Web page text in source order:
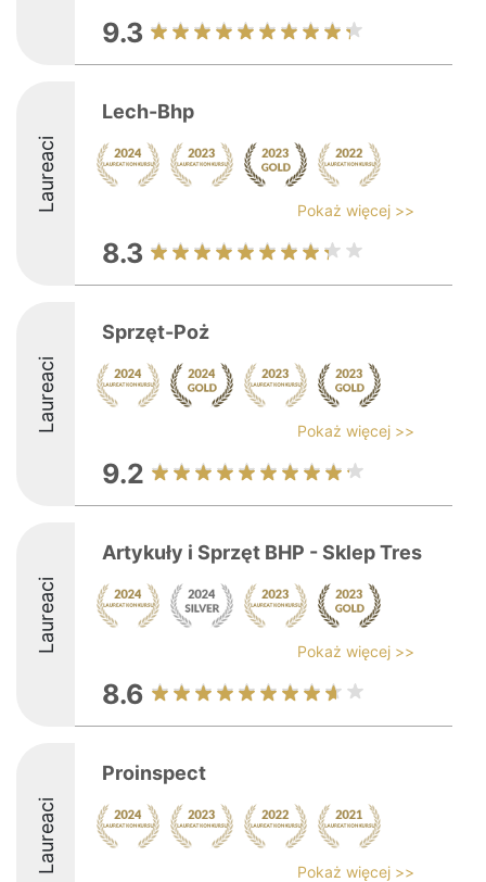
9.3
Laureaci
Lech-Bhp
Pokaż więcej >>
8.3
Laureaci
Sprzęt-Poż
Pokaż więcej >>
9.2
Laureaci
Artykuły i Sprzęt BHP - Sklep Tres
Pokaż więcej >>
8.6
Laureaci
Proinspect
Pokaż więcej >>